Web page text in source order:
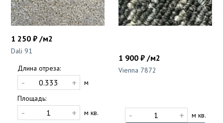
1 250 ₽ /м2
Dali 91
Длина отреза:
- +
м
Площадь:
- + м кв.
1 900 ₽ /м2
Vienna 7872
- +
м кв.